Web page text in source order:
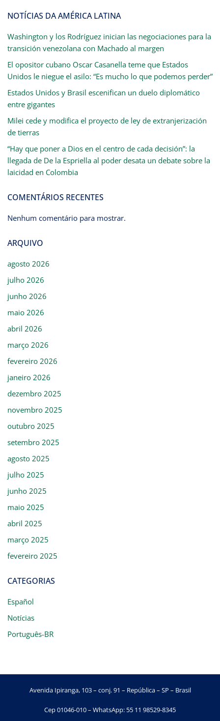
NOTÍCIAS DA AMÉRICA LATINA
Washington y los Rodríguez inician las negociaciones para la
transición venezolana con Machado al margen
El opositor cubano Oscar Casanella teme que Estados
Unidos le niegue el asilo: “Es mucho lo que podemos perder”
Estados Unidos y Brasil escenifican un duelo diplomático
entre gigantes
Milei cede y modifica el proyecto de ley de extranjerización
de tierras
“Hay que poner a Dios en el centro de cada decisión”: la
llegada de De la Espriella al poder desata un debate sobre la
laicidad en Colombia
COMENTÁRIOS RECENTES
Nenhum comentário para mostrar.
ARQUIVO
agosto 2026
julho 2026
junho 2026
maio 2026
abril 2026
março 2026
fevereiro 2026
janeiro 2026
dezembro 2025
novembro 2025
outubro 2025
setembro 2025
agosto 2025
julho 2025
junho 2025
maio 2025
abril 2025
março 2025
fevereiro 2025
CATEGORIAS
Español
Notícias
Português-BR
Avenida Ipiranga, 103 – conj. 91 – República – SP – Brasil
Cep 01046-010 – WhatsApp: 55 11 98529-8345